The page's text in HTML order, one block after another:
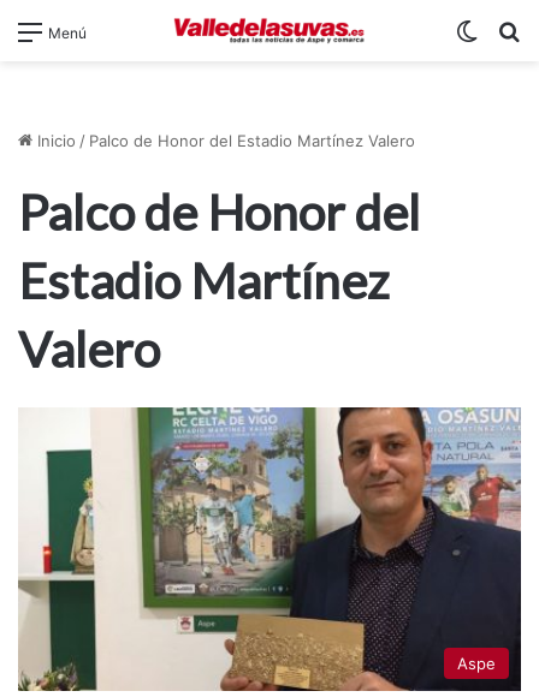
Menú
Inicio / Palco de Honor del Estadio Martínez Valero
Palco de Honor del
Estadio Martínez
Valero
Aspe